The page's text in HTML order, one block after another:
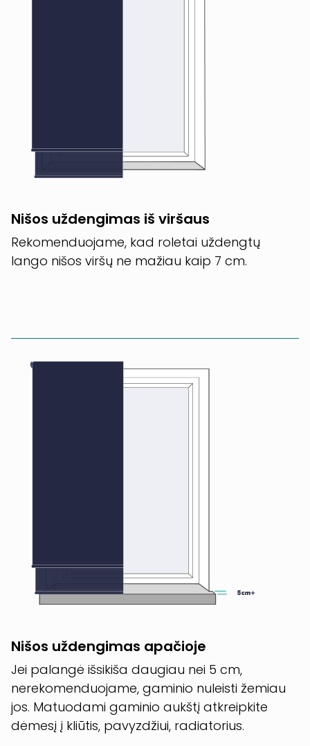
Nišos uždengimas iš viršaus
Rekomenduojame, kad roletai uždengtų
lango nišos viršų ne mažiau kaip 7 cm.
Nišos uždengimas apačioje
Jei palangė išsikiša daugiau nei 5 cm,
nerekomenduojame, gaminio nuleisti žemiau
jos. Matuodami gaminio aukštį atkreipkite
dėmesį į kliūtis, pavyzdžiui, radiatorius.